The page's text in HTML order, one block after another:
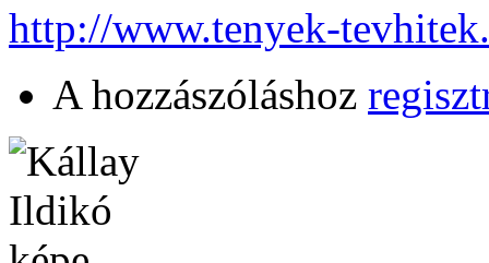
http://www.tenyek-
A hozzászóláshoz